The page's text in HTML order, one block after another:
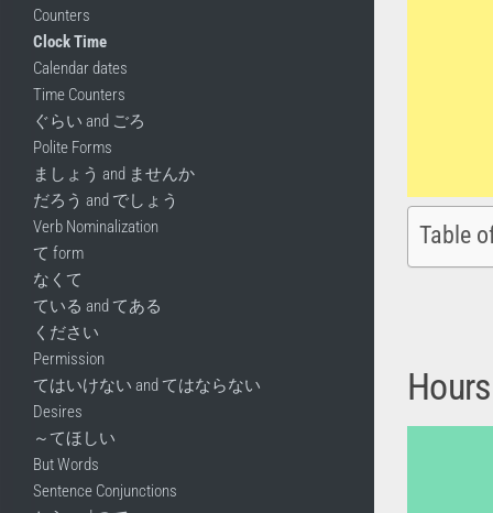
Table
Counters
Clock Time
Calendar dates
Time Counters
ぐらい and ごろ
Polite Forms
ましょう and ませんか
だろう and でしょう
Verb Nominalization
て form
なくて
ている and てある
ください
Permission
てはいけない and てはならない
Desires
～てほしい
But Words
Sentence Conjunctions